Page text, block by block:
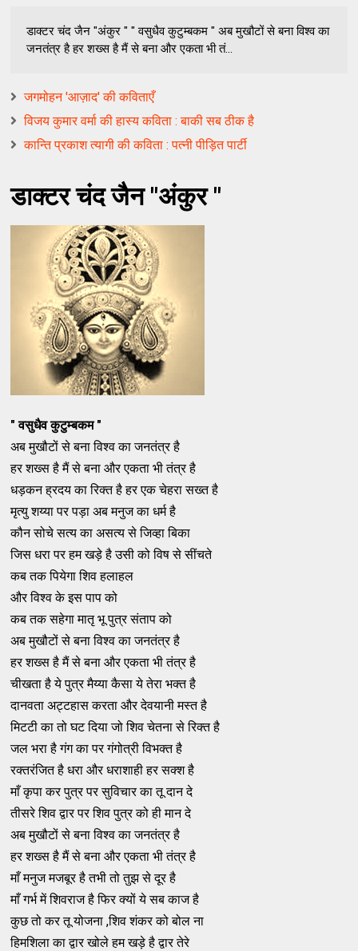
डाक्टर चंद जैन "अंकुर " " वसुधैव कुटुम्बकम " अब मुखौटों से बना विश्व का
जनतंत्र है हर शख्स है मैं से बना और एकता भी तं...
जगमोहन 'आज़ाद' की कविताएँ
विजय कुमार वर्मा की हास्य कविता : बाकी सब ठीक है
कान्ति प्रकाश त्यागी की कविता : पत्नी पीड़ित पार्टी
डाक्टर चंद जैन "अंकुर "
" वसुधैव कुटुम्बकम "
अब मुखौटों से बना विश्व का जनतंत्र है
हर शख्स है मैं से बना और एकता भी तंत्र है
धड़कन ह्रदय का रिक्त है हर एक चेहरा सख्त है
मृत्यु शय्या पर पड़ा अब मनुज का धर्म है
कौन सोचे सत्य का असत्य से जिव्हा बिका
जिस धरा पर हम खड़े है उसी को विष से सींचते
कब तक पियेगा शिव हलाहल
और विश्व के इस पाप को
कब तक सहेगा मातृ भू पुत्र संताप को
अब मुखौटों से बना विश्व का जनतंत्र है
हर शख्स है मैं से बना और एकता भी तंत्र है
चीखता है ये पुत्र मैय्या कैसा ये तेरा भक्त है
दानवता अट्टहास करता और देवयानी मस्त है
मिटटी का तो घट दिया जो शिव चेतना से रिक्त है
जल भरा है गंग का पर गंगोत्री विभक्त है
रक्तरंजित है धरा और धराशाही हर सक्श है
माँ कृपा कर पुत्र पर सुविचार का तू दान दे
तीसरे शिव द्वार पर शिव पुत्र को ही मान दे
अब मुखौटों से बना विश्व का जनतंत्र है
हर शख्स है मैं से बना और एकता भी तंत्र है
माँ मनुज मजबूर है तभी तो तुझ से दूर है
माँ गर्भ में शिवराज है फिर क्यों ये सब काज है
कुछ तो कर तू योजना ,शिव शंकर को बोल ना
हिमशिला का द्वार खोले हम खड़े है द्वार तेरे